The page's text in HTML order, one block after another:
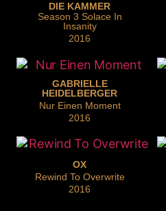
DIE KAMMER
Season 3 Solace In
Insanity
2016
GABRIELLE
HEIDELBERGER
Nur Einen Moment
2016
OX
Rewind To Overwrite
2016